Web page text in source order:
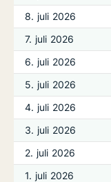
8. juli 2026
7. juli 2026
6. juli 2026
5. juli 2026
4. juli 2026
3. juli 2026
2. juli 2026
1. juli 2026